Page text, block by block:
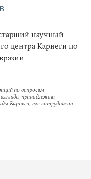
научный
центра Карнеги по
по вопросам
принадлежат
Карнеги, его сотрудников